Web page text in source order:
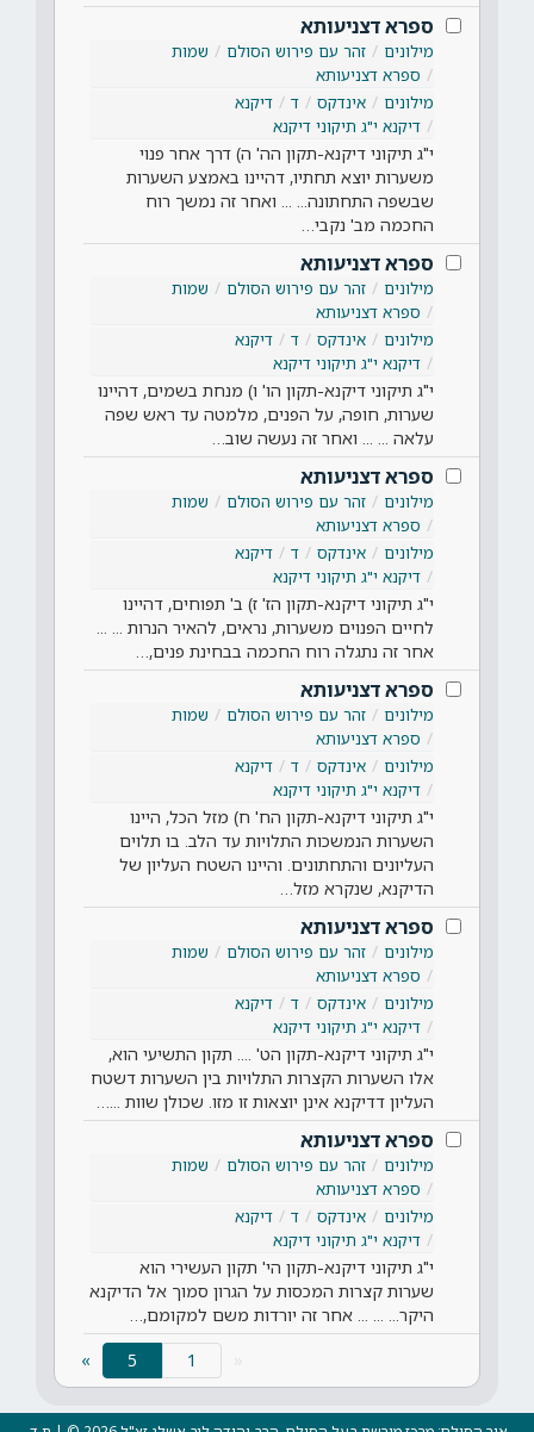
ספרא דצניעותא
מילונים זהר עם פירוש הסולם
שמות
ספרא דצניעותא
מילונים
אינדקס ד
דיקנא
דיקנא י"ג תיקוני דיקנא
י"ג תיקוני דיקנא-תקון הה' ה) דרך אחר פנוי
משערות יוצא תחתיו, דהיינו באמצע השערות
שבשפה התחתונה... ... ואחר זה נמשך רוח
החכמה מב' נקבי…
ספרא דצניעותא
מילונים זהר עם פירוש הסולם
שמות
ספרא דצניעותא
מילונים
אינדקס ד
דיקנא
דיקנא י"ג תיקוני דיקנא
י"ג תיקוני דיקנא-תקון הו' ו) מנחת בשמים, דהיינו
שערות, חופה, על הפנים, מלמטה עד ראש שפה
עלאה ... ... ואחר זה נעשה שוב…
ספרא דצניעותא
מילונים זהר עם פירוש הסולם
שמות
ספרא דצניעותא
מילונים
אינדקס ד
דיקנא
דיקנא י"ג תיקוני דיקנא
י"ג תיקוני דיקנא-תקון הז' ז) ב' תפוחים, דהיינו
לחיים הפנוים משערות, נראים, להאיר הנרות ... ...
אחר זה נתגלה רוח החכמה בבחינת פנים,…
ספרא דצניעותא
מילונים זהר עם פירוש הסולם
שמות
ספרא דצניעותא
מילונים
אינדקס ד
דיקנא
דיקנא י"ג תיקוני דיקנא
י"ג תיקוני דיקנא-תקון הח' ח) מזל הכל, היינו
השערות הנמשכות התלויות עד הלב. בו תלוים
העליונים והתחתונים. והיינו השטח העליון של
הדיקנא, שנקרא מזל…
ספרא דצניעותא
מילונים זהר עם פירוש הסולם
שמות
ספרא דצניעותא
מילונים
אינדקס ד
דיקנא
דיקנא י"ג תיקוני דיקנא
י"ג תיקוני דיקנא-תקון הט' .... תקון התשיעי הוא,
אלו השערות הקצרות התלויות בין השערות דשטח
העליון דדיקנא אינן יוצאות זו מזו. שכולן שוות ...…
ספרא דצניעותא
מילונים זהר עם פירוש הסולם
שמות
ספרא דצניעותא
מילונים
אינדקס ד
דיקנא
דיקנא י"ג תיקוני דיקנא
י"ג תיקוני דיקנא-תקון הי' תקון העשירי הוא
שערות קצרות המכסות על הגרון סמוך אל הדיקנא
היקר... ... ... אחר זה יורדות משם למקומם,…
5
»